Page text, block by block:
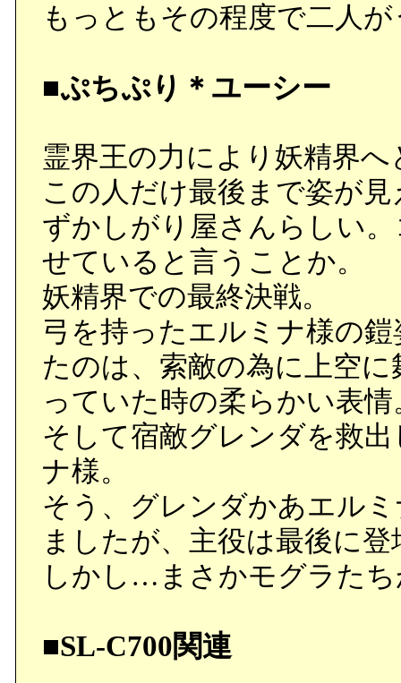
もっともその程度で二人
■ぷちぷり＊ユーシー
霊界王の力により妖精界
この人だけ最後まで姿が
ずかしがり屋さんらしい
せていると言うことか。
妖精界での最終決戦。
弓を持ったエルミナ様の
たのは、索敵の為に上空
っていた時の柔らかい表情
そして宿敵グレンダを救
ナ様。
そう、グレンダかあエル
ましたが、主役は最後に
しかし…まさかモグラた
■SL-C700関連